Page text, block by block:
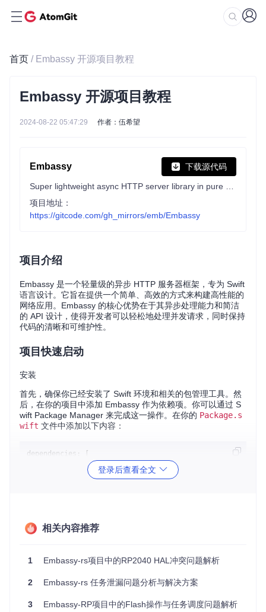
首页 / Embassy 开源项目教程
Embassy 开源项目教程
2024-08-22 05:47:29 作者：伍希望
Embassy 下载源代码
项目地址：
https://gitcode.com/gh_mirrors/emb/Embassy
项目介绍
Embassy 是一个轻量级的异步 HTTP 服务器框架，专为 Swift
语言设计。它旨在提供一个简单、高效的方式来构建高性能的
网络应用。Embassy 的核心优势在于其异步处理能力和简洁
的 API 设计，使得开发者可以轻松地处理并发请求，同时保持
代码的清晰和可维护性。
项目快速启动
安装
首先，确保你已经安装了 Swift 环境和相关的包管理工具。然
后，在你的项目中添加 Embassy 作为依赖项。你可以通过 S
wift Package Manager 来完成这一操作。在你的 Package.s
wift 文件中添加以下内容：
dependencies: [
    .package(url:
"https://github.com/envoy/Embassy.git"
本的 HTTP 服务器：
import EmbassyCore
let loop = try! SelectorEventLoop(selector:
    (
登录后查看全文
相关内容推荐
1 Embassy-rs项目中的RP2040 HAL冲突问题解析
2 Embassy-rs 任务泄漏问题分析与解决方案
3 Embassy-RP项目中的Flash操作与任务调度问题解析